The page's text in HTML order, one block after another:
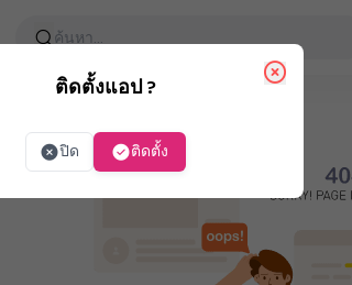
ติดตั้งแอป ?
ปิด ติดตั้ง